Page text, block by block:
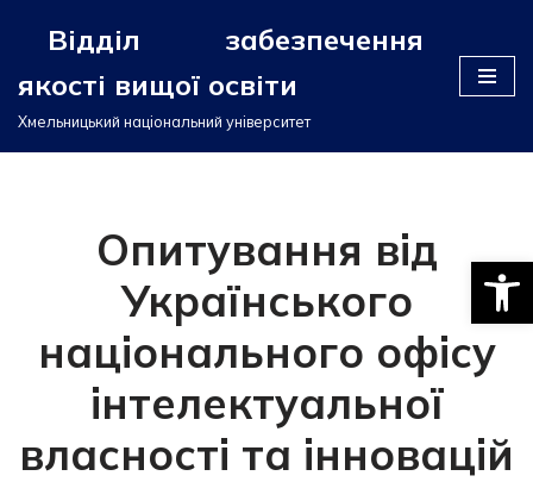
до
вмісту
Відділ забезпечення
якості вищої освіти
Хмельницький національний університет
Опитування від
Українського
національного офісу
інтелектуальної
власності та інновацій